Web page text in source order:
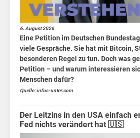
6. August 2026
Eine Petition im Deutschen
viele Gespräche. Sie hat mit Bitcoin,
besonderen Regel zu tun. Doch was
Petition – und warum interessieren
Menschen dafür?
Quelle: infos-unter.com
Der Leitzins in den USA einfach
Fed nichts verändert hat 🇺🇸